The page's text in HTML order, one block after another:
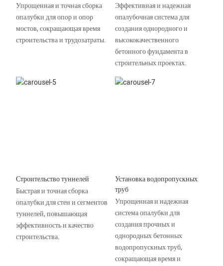
Упрощенная и точная сборка
опалубки для опор и опор
мостов, сокращающая время
строительства и трудозатраты.
Эффективная и надежная
опалубочная система для
создания однородного и
высококачественного
бетонного фундамента в
строительных проектах.
Строительство туннелей
Быстрая и точная сборка
опалубки для стен и сегментов
туннелей, повышающая
эффективность и качество
строительства.
Установка водопропускных
труб
Упрощенная и надежная
система опалубки для
создания прочных и
однородных бетонных
водопропускных труб,
сокращающая время и